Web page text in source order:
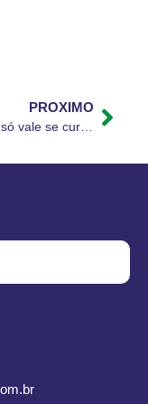
PROXIMO
Remição só vale se curso profissionalizante EaD for cadastrado no MEC